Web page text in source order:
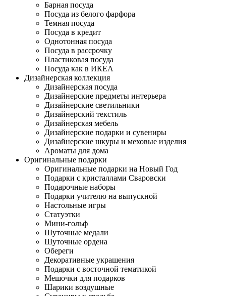
Барная посуда
Посуда из белого фарфора
Темная посуда
Посуда в кредит
Однотонная посуда
Посуда в рассрочку
Пластиковая посуда
Посуда как в ИКЕА
Дизайнерская коллекция
Дизайнерская посуда
Дизайнерские предметы интерьера
Дизайнерские светильники
Дизайнерский текстиль
Дизайнерская мебель
Дизайнерские подарки и сувениры
Дизайнерские шкуры и меховые изделия
Ароматы для дома
Оригинальные подарки
Оригинальные подарки на Новый Год
Подарки с кристаллами Сваровски
Подарочные наборы
Подарки учителю на выпускной
Настольные игры
Статуэтки
Мини-гольф
Шуточные медали
Шуточные ордена
Обереги
Декоративные украшения
Подарки с восточной тематикой
Мешочки для подарков
Шарики воздушные